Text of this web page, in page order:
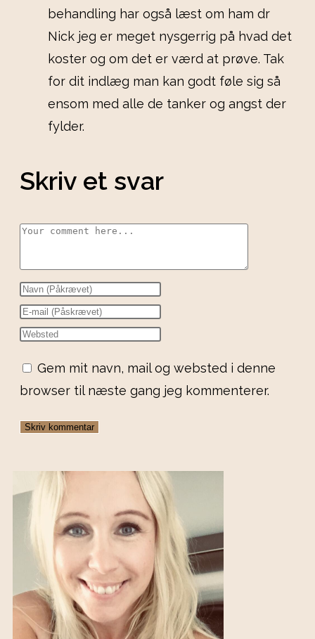
behandling har også læst om ham dr
Nick jeg er meget nysgerrig på hvad det
koster og om det er værd at prøve. Tak
for dit indlæg man kan godt føle sig så
ensom med alle de tanker og angst der
fylder.
Skriv et svar
Gem mit navn, mail og websted i denne
browser til næste gang jeg kommenterer.